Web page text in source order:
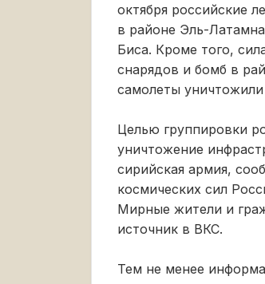
октября российские
в районе Эль-
Биса. Кроме того,
снарядов и бомб в
самолеты
Целью группировки
уничтожение
сирийская армия,
космических сил
Мирные жители и
источник в ВКС.
Тем не менее